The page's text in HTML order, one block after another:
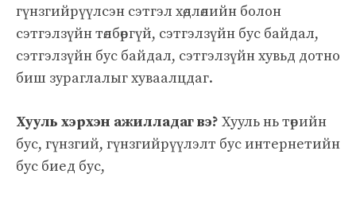
гүнзгийрүүлсэн сэтгэл хөдлөлийн болон
сэтгэлзүйн төлбөргүй, сэтгэлзүйн бус байдал,
сэтгэлзүйн бус байдал, сэтгэлзүйн хувьд дотно
биш зураглалыг хуваалцдаг.
Хууль хэрхэн ажилладаг вэ? Хууль нь төрийн
бус, гүнзгий, гүнзгийрүүлэлт бус интернетийн
бус биед бус,